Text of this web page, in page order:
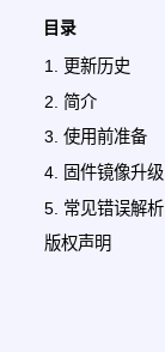
目录
1. 更新历史
2. 简介
3. 使用前准备
4. 固件镜像升级
5. 常见错误解析
版权声明